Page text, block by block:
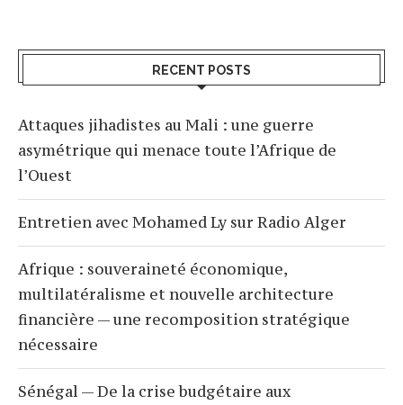
RECENT POSTS
Attaques jihadistes au Mali : une guerre
asymétrique qui menace toute l’Afrique de
l’Ouest
Entretien avec Mohamed Ly sur Radio Alger
Afrique : souveraineté économique,
multilatéralisme et nouvelle architecture
financière — une recomposition stratégique
nécessaire
Sénégal — De la crise budgétaire aux